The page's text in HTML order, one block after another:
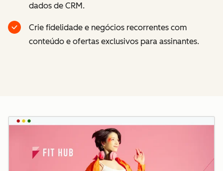
dados de CRM.
Crie fidelidade e negócios recorrentes com
conteúdo e ofertas exclusivos para assinantes.